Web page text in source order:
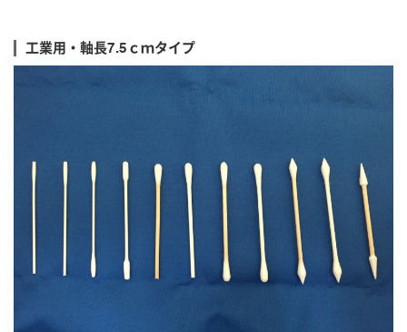
工業用・軸長7.5ｃｍタイプ